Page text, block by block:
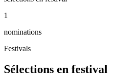
1
nominations
Festivals
Sélections en festival